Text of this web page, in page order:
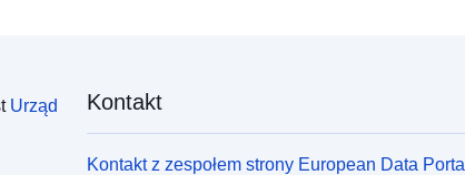
Urząd
Kontakt
Kontakt z zespołem strony European Data Portal